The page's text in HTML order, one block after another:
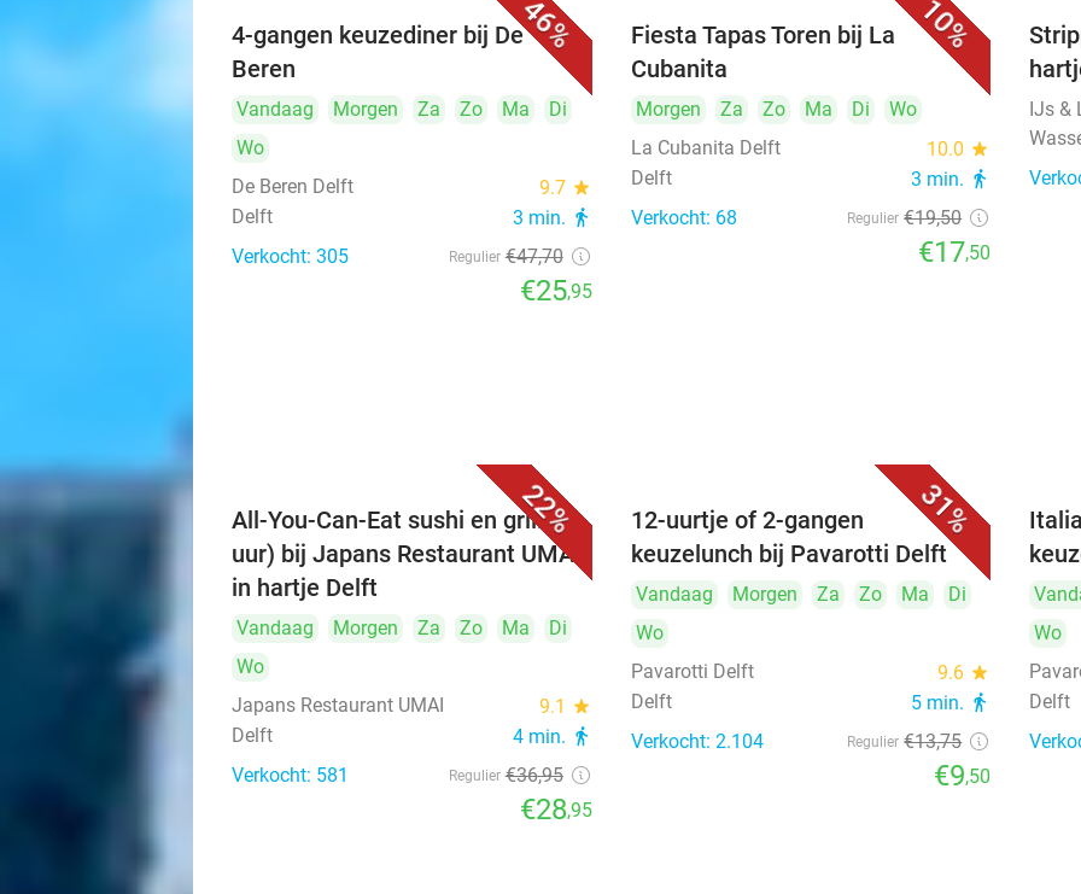
46%
4-gangen keuzediner bij De
Beren
Vandaag Morgen Za Zo Ma
Di
Wo
De Beren Delft
9.7 star
Delft 3 min. directions_walk
Verkocht: 305 Regulier €47,70
€25,95
10%
Fiesta Tapas Toren bij La
Cubanita
Morgen Za Zo Ma Di
Wo
La Cubanita Delft
10.0 star
Delft 3 min. directions_walk
Verkocht: 68 Regulier €19,50
€17,50
IJs &
22%
All-You-Can-Eat sushi en grill (3
uur) bij Japans Restaurant UMAI
in hartje Delft
Vandaag Morgen Za Zo Ma
Di
Wo
Japans Restaurant UMAI
9.1 star
Delft 4 min. directions_walk
Verkocht: 581 Regulier €36,95
€28,95
31%
12-uurtje of 2-gangen
keuzelunch bij Pavarotti Delft
Vandaag Morgen Za Zo Ma
Di
Wo
Pavarotti Delft
9.6 star
Delft 5 min. directions_walk
Verkocht: 2.104 Regulier €13,75
€9,50
Wo
Delft